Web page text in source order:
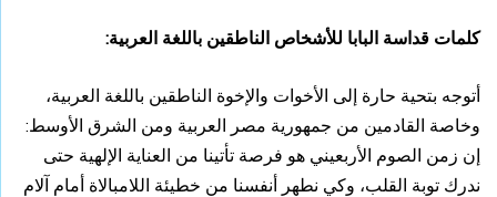
كلمات قداسة البابا للأشخاص الناطقين باللغة العربية:
أتوجه بتحية حارة إلى الأخوات والإخوة الناطقين باللغة العربية،
وخاصة القادمين من جمهورية مصر العربية ومن الشرق الأوسط:
إن زمن الصوم الأربعيني هو فرصة تأتينا من العناية الإلهية حتى
ندرك توبة القلب، وكي نطهر أنفسنا من خطيئة اللامبالاة أمام آلام